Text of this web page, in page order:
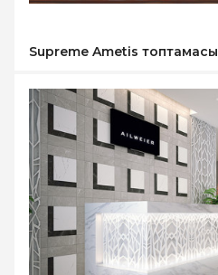
Supreme Ametis топтамасы